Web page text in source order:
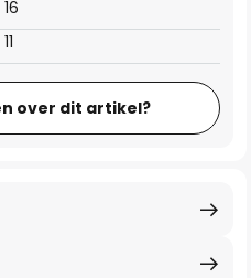
11
16
over dit artikel?